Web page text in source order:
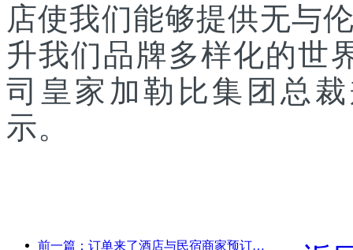
店使我们能够提供无与
升我们品牌多样化的世
司皇家加勒比集团总裁
示。
前一篇：订单来了酒店与民宿商家预订热度持平，国庆平均预订率分别为24.97%和24.49%